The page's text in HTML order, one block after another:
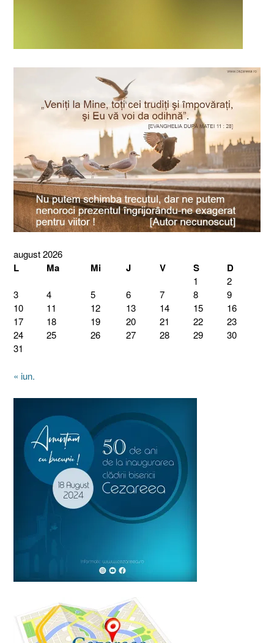
august 2026
L Ma Mi J V S D
1
2
3
4 5 6 7 8
9
10
11 12 13 14 15
16
17
18 19 20 21 22
23
24
25 26 27 28 29
30
31
« iun.